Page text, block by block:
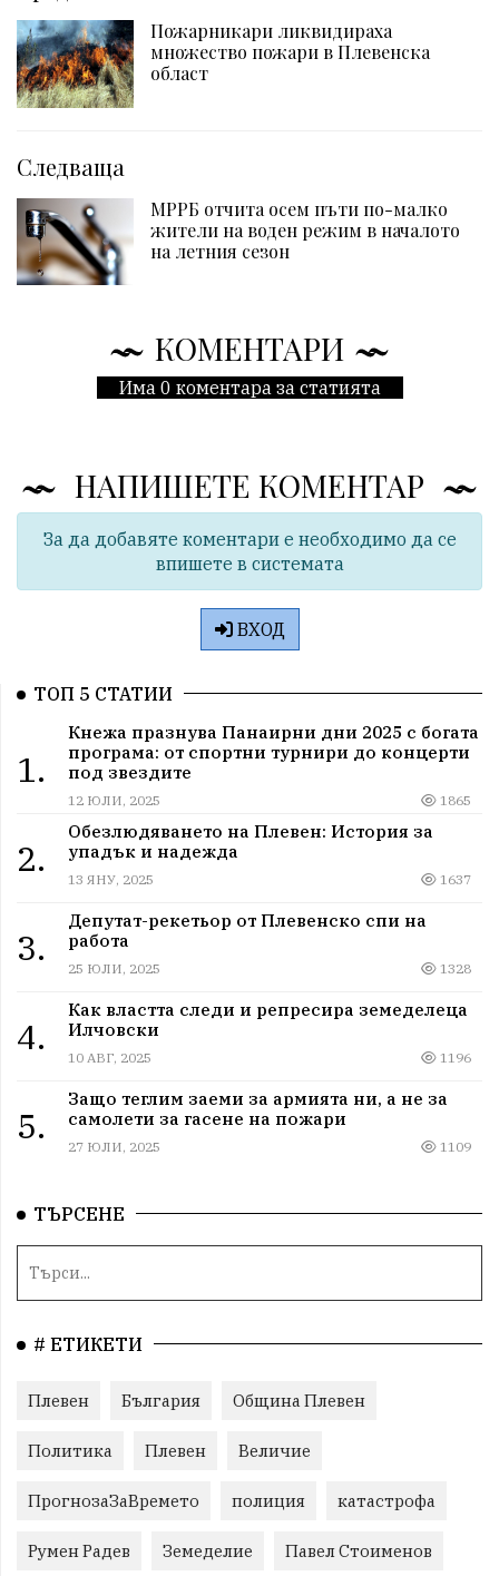
Пожарникари ликвидираха
множество пожари в Плевенска
област
Следваща
МРРБ отчита осем пъти по-малко
жители на воден режим в началото
на летния сезон
КОМЕНТАРИ
Има 0 коментара за статията
НАПИШЕТЕ КОМЕНТАР
За да добавяте коментари е необходимо да се
впишете в системата
ВХОД
ТОП 5 СТАТИИ
1.
Кнежа празнува Панаирни дни 2025 с богата
програма: от спортни турнири до концерти
под звездите
12 ЮЛИ, 2025 1865
2.
Обезлюдяването на Плевен: История за
упадък и надежда
13 ЯНУ, 2025 1637
3.
Депутат-рекетьор от Плевенско спи на
работа
25 ЮЛИ, 2025 1328
4.
Как властта следи и репресира земеделеца
Илчовски
10 АВГ, 2025 1196
5.
Защо теглим заеми за армията ни, а не за
самолети за гасене на пожари
27 ЮЛИ, 2025 1109
ТЪРСЕНЕ
# ЕТИКЕТИ
Плевен България Община Плевен
Политика Плевен Величие
ПрогнозаЗаВремето полиция катастрофа
Румен Радев Земеделие Павел Стоименов